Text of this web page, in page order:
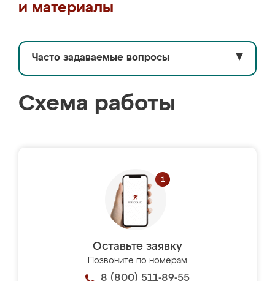
и материалы
Часто задаваемые вопросы ▼
Схема работы
Оставьте заявку
Позвоните по номерам
8 (800) 511-89-55